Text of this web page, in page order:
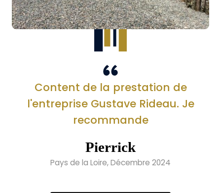
Content de la prestation de
l'entreprise Gustave Rideau. Je
recommande
Pierrick
Pays de la Loire, Décembre 2024